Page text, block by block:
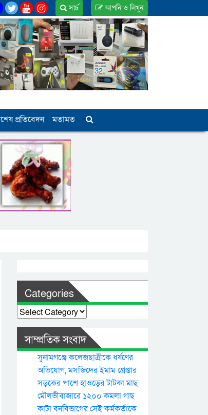
আপনি ও লিখুন
সার্চ
প্রতিবেদন মতামত
Categories
Categories
সাম্প্রতিক সংবাদ
সুনামগঞ্জে কলেজছাত্রীকে ধর্ষণের
অভিযোগ, মসজিদের ইমাম গ্রেপ্তার
সড়কের পাশে হাওড়ের টাটকা মাছ
মৌলভীবাজারে ১২০০ কমলা গাছ
কাটা বনবিভাগের সেই কর্মকর্তাকে